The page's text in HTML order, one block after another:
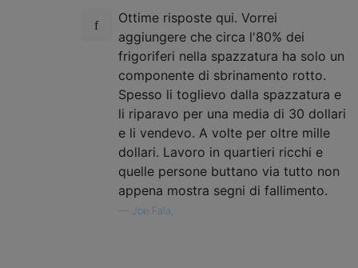
Ottime risposte qui. Vorrei
aggiungere che circa l'80% dei
frigoriferi nella spazzatura ha solo un
componente di sbrinamento rotto.
Spesso li toglievo dalla spazzatura e
li riparavo per una media di 30 dollari
e li vendevo. A volte per oltre mille
dollari. Lavoro in quartieri ricchi e
quelle persone buttano via tutto non
appena mostra segni di fallimento.
Joe Fala,